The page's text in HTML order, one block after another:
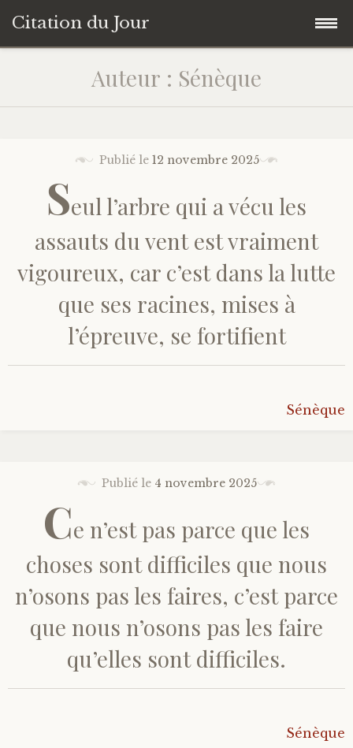
Citation du Jour
contenu
Savoir-être
Connaissance de soi
Moment présent
Altruisme
Société
Amour
Emotions
Auteur : Sénèque
Publié le 12 novembre 2025
Seul l’arbre qui a vécu les
assauts du vent est vraiment
vigoureux, car c’est dans la lutte
que ses racines, mises à
l’épreuve, se fortifient
Sénèque
Publié le 4 novembre 2025
Ce n’est pas parce que les
choses sont difficiles que nous
n’osons pas les faires, c’est parce
que nous n’osons pas les faire
qu’elles sont difficiles.
Sénèque